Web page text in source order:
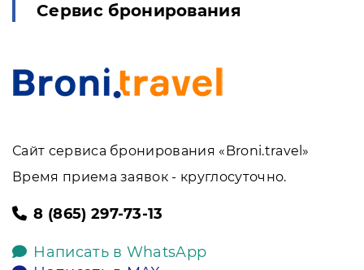
Сервис бронирования
Сайт сервиса бронирования «Broni.travel»
Время приема заявок - круглосуточно.
8 (865) 297-73-13
Написать в WhatsApp